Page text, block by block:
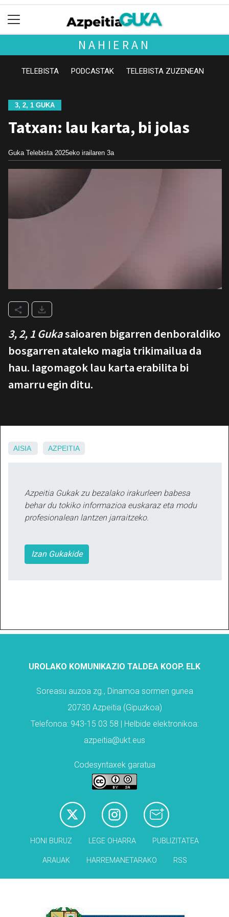
NAHIERAN
TELEBISTA PODCASTAK TELEBISTA ZUZENEAN
3, 2, 1 GUKA
Tatxan: lau karta, bi jolas
Guka Telebista 2025eko irailaren 3a
3, 2, 1 Gukasaioaren bigarren denboraldiko
bosgarren ataleko magia trikimailua da
hau. Iagomagok lau karta erabilita bi
amarru egin ditu.
AISIA AZPEITIA
Azpeitia Gukak zu bezalako irakurleen babesa
behar du tokiko informazioa euskaraz eta modu
profesionalean lantzen jarraitzeko.
Izan Gukakide
UROLAKO KOMUNIKAZIO TALDEA KOOP. ELK
Soreasu auzoa zg., Dinamoa sormen gunea
20730 Azpeitia (Gipuzkoa)
Telefonoa: 943-15 03 58 | Helbide elektronikoa:
azpeitia@ukt.eus
Codesyntaxek garatua
HONI BURUZ LEGE OHARRA PUBLIZITATEA
ARAUAK HARREMANETARAKO RSS